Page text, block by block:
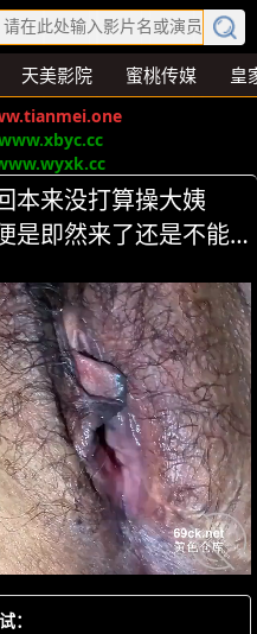
天美影院 蜜桃传媒 皇
本来没打算操大姨
是即然来了还是不能
：